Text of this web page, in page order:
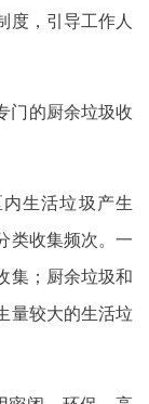
度，引导工作人
门的厨余垃圾收
生活垃圾产生
类收集频次。一
集；厨余垃圾和
量较大的生活垃